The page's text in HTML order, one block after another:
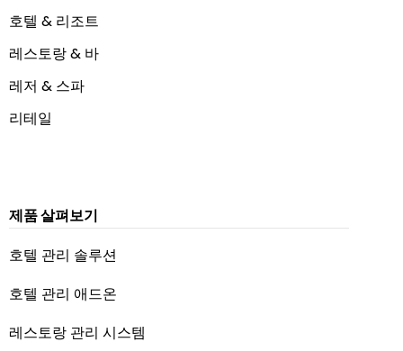
호텔 & 리조트
레스토랑 & 바
레저 & 스파
리테일
제품 살펴보기
호텔 관리 솔루션
호텔 관리 애드온
레스토랑 관리 시스템